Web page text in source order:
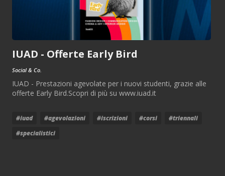
IUAD - Offerte Early Bird
Social & Co.
IUAD - Prestazioni agevolate per i nuovi studenti, grazie alle
offerte Early Bird.Scopri di più su www.iuad.it
#iuad #agevolazioni #iscrizioni #corsi
#triennali
#specialistici